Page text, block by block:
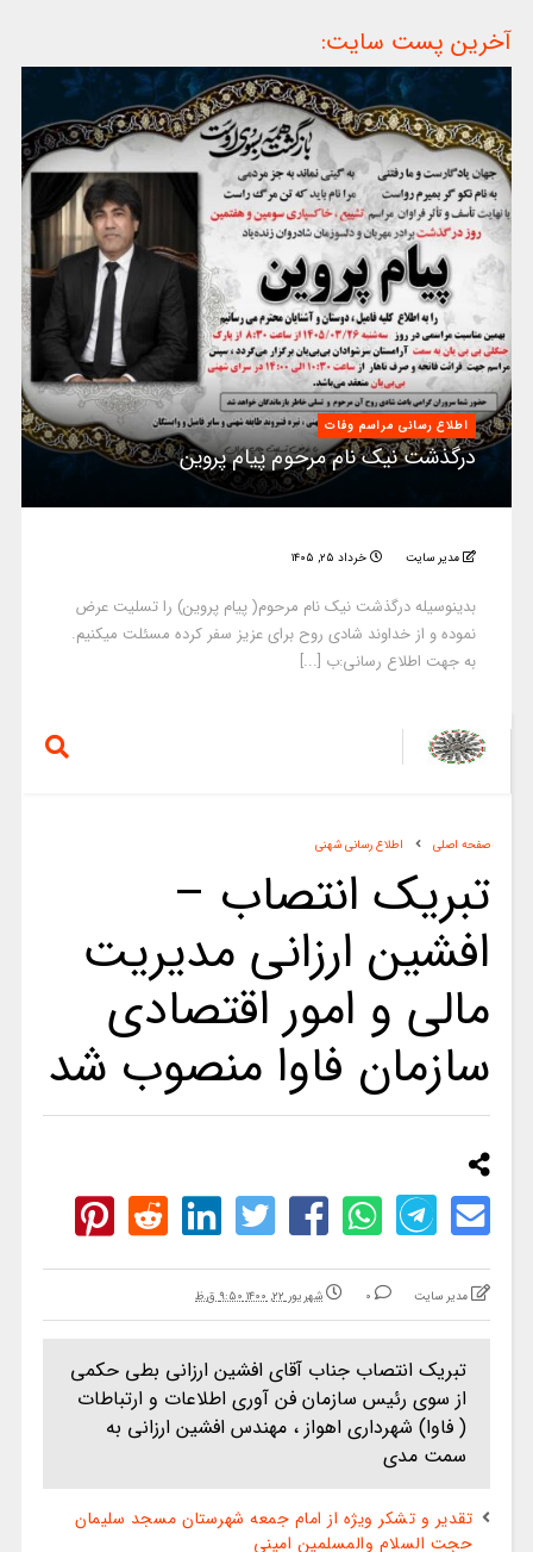
آخرین پست سایت:
اطلاع رسانی مراسم وفات
درگذشت نیک نام مرحوم پیام پروین
مدیر سایت خرداد ۲۵, ۱۴۰۵
بدینوسیله درگذشت نیک نام مرحوم( پیام پروین) را تسلیت عرض
نموده و از خداوند شادی روح برای عزیز سفر کرده مسئلت میکنیم.
به جهت اطلاع رسانی:ب [...]
صفحه اصلی اطلاع رسانی شهنی
تبریک انتصاب –
افشین ارزانی مدیریت
مالی و امور اقتصادی
سازمان فاوا منصوب شد
مدیر سایت 0 شهریور ۲۲, ۱۴۰۰ ۹:۵۰ ق.ظ
تبریک انتصاب جناب آقای افشین ارزانی بطی حکمی
از سوی رئیس سازمان فن آوری اطلاعات و ارتباطات
( فاوا) شهرداری اهواز ، مهندس افشین ارزانی به
سمت مدی
تقدیر و تشکر ویژه از امام جمعه شهرستان مسجد سلیمان
حجت السلام والمسلمین امینی